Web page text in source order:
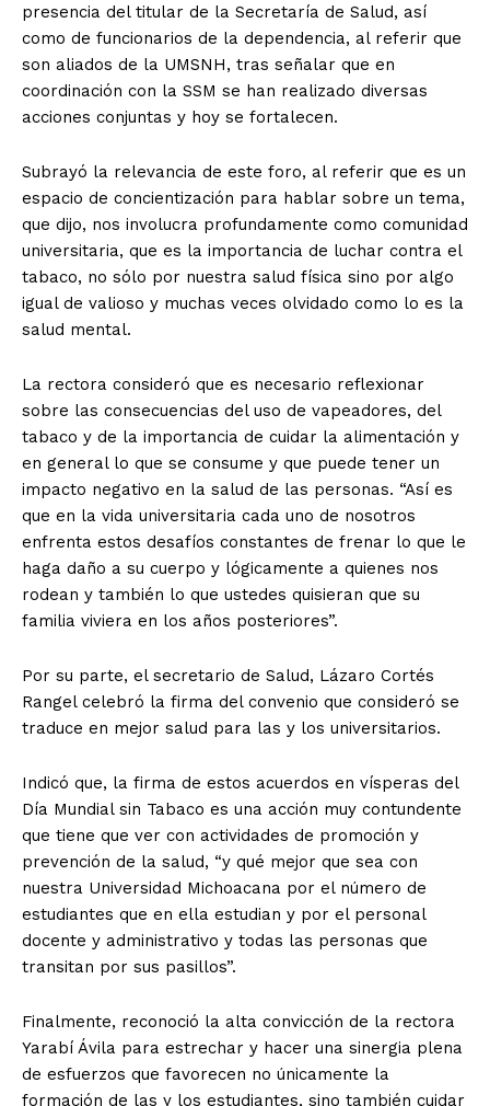
presencia del titular de la Secretaría de Salud, así
como de funcionarios de la dependencia, al referir que
son aliados de la UMSNH, tras señalar que en
coordinación con la SSM se han realizado diversas
acciones conjuntas y hoy se fortalecen.
Subrayó la relevancia de este foro, al referir que es un
espacio de concientización para hablar sobre un tema,
que dijo, nos involucra profundamente como comunidad
universitaria, que es la importancia de luchar contra el
tabaco, no sólo por nuestra salud física sino por algo
igual de valioso y muchas veces olvidado como lo es la
salud mental.
La rectora consideró que es necesario reflexionar
sobre las consecuencias del uso de vapeadores, del
tabaco y de la importancia de cuidar la alimentación y
en general lo que se consume y que puede tener un
impacto negativo en la salud de las personas. “Así es
que en la vida universitaria cada uno de nosotros
enfrenta estos desafíos constantes de frenar lo que le
haga daño a su cuerpo y lógicamente a quienes nos
rodean y también lo que ustedes quisieran que su
familia viviera en los años posteriores”.
Por su parte, el secretario de Salud, Lázaro Cortés
Rangel celebró la firma del convenio que consideró se
traduce en mejor salud para las y los universitarios.
Indicó que, la firma de estos acuerdos en vísperas del
Día Mundial sin Tabaco es una acción muy contundente
que tiene que ver con actividades de promoción y
prevención de la salud, “y qué mejor que sea con
nuestra Universidad Michoacana por el número de
estudiantes que en ella estudian y por el personal
docente y administrativo y todas las personas que
transitan por sus pasillos”.
Finalmente, reconoció la alta convicción de la rectora
Yarabí Ávila para estrechar y hacer una sinergia plena
de esfuerzos que favorecen no únicamente la
formación de las y los estudiantes, sino también cuidar